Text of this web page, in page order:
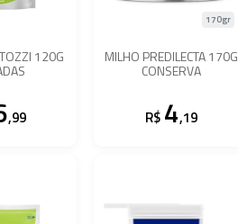
120G
,99
MILHO PREDILECTA 170G
CONSERVA
170gr
R$ 4,19